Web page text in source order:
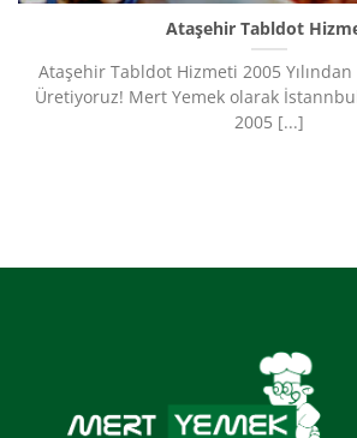
Ataşehir Tabldot
Ataşehir Tabldot Hizmeti 2005
Üretiyoruz!​ Mert Yemek olarak
2005 [...]